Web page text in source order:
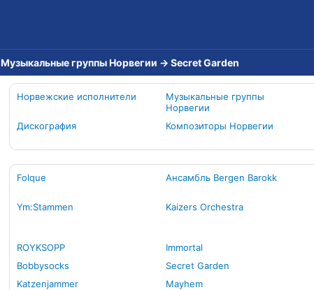
Музыкальные группы Норвегии → Secret Garden
Норвежские исполнители
Музыкальные группы
Норвегии
Дискография Композиторы Норвегии
Folque Ансамбль Bergen Barokk
Ym:Stammen Kaizers Orchestra
ROYKSOPP Immortal
Bobbysocks
Secret Garden
Katzenjammer
Mayhem